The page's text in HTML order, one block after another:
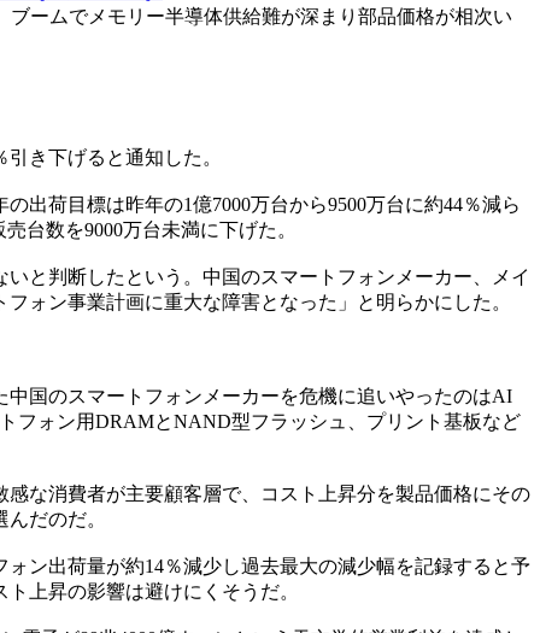
ームでメモリー半導体供給難が深まり部品価格が相次い
き下げると通知した。
出荷目標は昨年の1億7000万台から9500万台に約44％減ら
台数を9000万台未満に下げた。
と判断したという。中国のスマートフォンメーカー、メイ
ォン事業計画に重大な障害となった」と明らかにした。
国のスマートフォンメーカーを危機に追いやったのはAI
フォン用DRAMとNAND型フラッシュ、プリント基板など
な消費者が主要顧客層で、コスト上昇分を製品価格にその
だのだ。
ン出荷量が約14％減少し過去最大の減少幅を記録すると予
上昇の影響は避けにくそうだ。